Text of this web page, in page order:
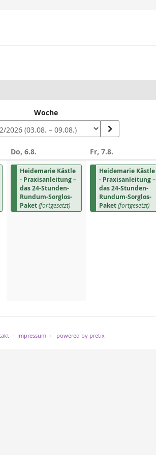
Woche
Do, 6.8.
Heidemarie Kästle
- Praxisanleitung –
das 24-Stunden-
Rundum-Sorglos-
Paket(fortgesetzt)
Fr, 7.8.
Heidemarie Kästle
- Praxisanleitung –
das 24-Stunden-
Rundum-Sorglos-
Paket(fortgesetzt)
Impressum powered by pretix